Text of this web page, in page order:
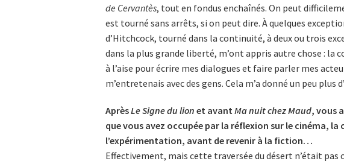
de Cervantès, tout en fondus enchaînés. On peut
est tourné sans arrêts, si on peut dire. À quelques
d’Hitchcock, tourné dans la continuité, à deux ou trois
dans la plus grande liberté, m’ont appris autre chose : la
à l’aise pour écrire mes dialogues et faire parler mes
m’entretenais avec des gens. Cela m’a donné un peu plus
AprèsLe Signe du lion et avantMa nuit chez Maud, vous
que vous avez occupée par la réflexion sur le cinéma, la
l’expérimentation, avant de revenir à la fiction…
Effectivement, mais cette traversée du désert n’était pas